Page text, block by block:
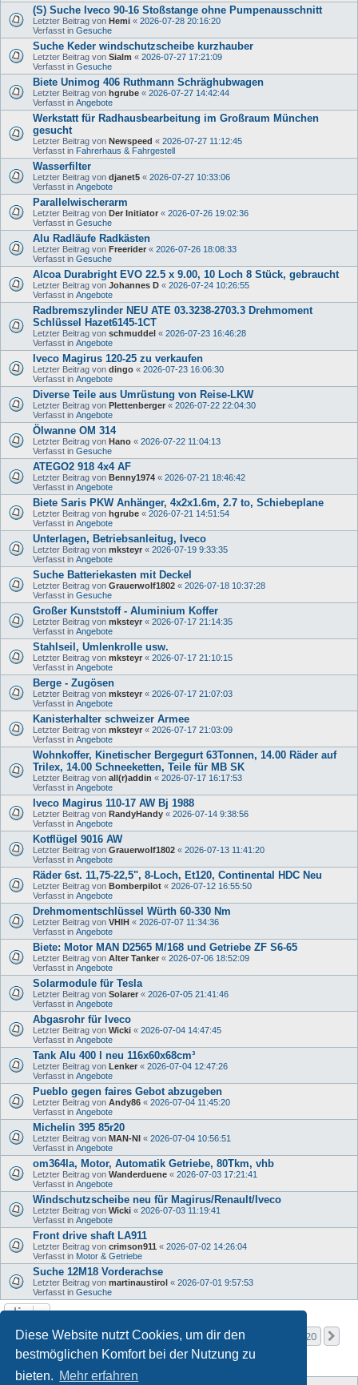
Diese Website nutzt Cookies, um dir den
bestmöglichen Komfort bei der Nutzung zu
bieten. Mehr erfahren
(S) Suche Iveco 90-16 Stoßstange ohne Pumpenausschnitt
Letzter Beitrag von Hemi « 2026-07-28 20:16:20
Verfasst in Gesuche
Suche Keder windschutzscheibe kurzhauber
Letzter Beitrag von Sialm « 2026-07-27 17:21:09
Verfasst in Gesuche
Biete Unimog 406 Ruthmann Schräghubwagen
Letzter Beitrag von hgrube « 2026-07-27 14:42:44
Verfasst in Angebote
Werkstatt für Radhausbearbeitung im Großraum München
gesucht
Letzter Beitrag von Newspeed « 2026-07-27 11:12:45
Verfasst in Fahrerhaus & Fahrgestell
Wasserfilter
Letzter Beitrag von djanet5 « 2026-07-27 10:33:06
Verfasst in Angebote
Parallelwischerarm
Letzter Beitrag von Der Initiator « 2026-07-26 19:02:36
Verfasst in Gesuche
Alu Radläufe Radkästen
Letzter Beitrag von Freerider « 2026-07-26 18:08:33
Verfasst in Gesuche
Alcoa Durabright EVO 22.5 x 9.00, 10 Loch 8 Stück, gebraucht
Letzter Beitrag von Johannes D « 2026-07-24 10:26:55
Verfasst in Angebote
Radbremszylinder NEU ATE 03.3238-2703.3 Drehmoment
Schlüssel Hazet6145-1CT
Letzter Beitrag von schmuddel « 2026-07-23 16:46:28
Verfasst in Angebote
Iveco Magirus 120-25 zu verkaufen
Letzter Beitrag von dingo « 2026-07-23 16:06:30
Verfasst in Angebote
Diverse Teile aus Umrüstung von Reise-LKW
Letzter Beitrag von Plettenberger « 2026-07-22 22:04:30
Verfasst in Angebote
Ölwanne OM 314
Letzter Beitrag von Hano « 2026-07-22 11:04:13
Verfasst in Gesuche
ATEGO2 918 4x4 AF
Letzter Beitrag von Benny1974 « 2026-07-21 18:46:42
Verfasst in Angebote
Biete Saris PKW Anhänger, 4x2x1.6m, 2.7 to, Schiebeplane
Letzter Beitrag von hgrube « 2026-07-21 14:51:54
Verfasst in Angebote
Unterlagen, Betriebsanleitug, Iveco
Letzter Beitrag von mksteyr « 2026-07-19 9:33:35
Verfasst in Angebote
Suche Batteriekasten mit Deckel
Letzter Beitrag von Grauerwolf1802 « 2026-07-18 10:37:28
Verfasst in Gesuche
Großer Kunststoff - Aluminium Koffer
Letzter Beitrag von mksteyr « 2026-07-17 21:14:35
Verfasst in Angebote
Stahlseil, Umlenkrolle usw.
Letzter Beitrag von mksteyr « 2026-07-17 21:10:15
Verfasst in Angebote
Berge - Zugösen
Letzter Beitrag von mksteyr « 2026-07-17 21:07:03
Verfasst in Angebote
Kanisterhalter schweizer Armee
Letzter Beitrag von mksteyr « 2026-07-17 21:03:09
Verfasst in Angebote
Wohnkoffer, Kinetischer Bergegurt 63Tonnen, 14.00 Räder auf
Trilex, 14.00 Schneeketten, Teile für MB SK
Letzter Beitrag von all(r)addin « 2026-07-17 16:17:53
Verfasst in Angebote
Iveco Magirus 110-17 AW Bj 1988
Letzter Beitrag von RandyHandy « 2026-07-14 9:38:56
Verfasst in Angebote
Kotflügel 9016 AW
Letzter Beitrag von Grauerwolf1802 « 2026-07-13 11:41:20
Verfasst in Angebote
Räder 6st. 11,75-22,5", 8-Loch, Et120, Continental HDC Neu
Letzter Beitrag von Bomberpilot « 2026-07-12 16:55:50
Verfasst in Angebote
Drehmomentschlüssel Würth 60-330 Nm
Letzter Beitrag von VHIH « 2026-07-07 11:34:36
Verfasst in Angebote
Biete: Motor MAN D2565 M/168 und Getriebe ZF S6-65
Letzter Beitrag von Alter Tanker « 2026-07-06 18:52:09
Verfasst in Angebote
Solarmodule für Tesla
Letzter Beitrag von Solarer « 2026-07-05 21:41:46
Verfasst in Angebote
Abgasrohr für Iveco
Letzter Beitrag von Wicki « 2026-07-04 14:47:45
Verfasst in Angebote
Tank Alu 400 l neu 116x60x68cm³
Letzter Beitrag von Lenker « 2026-07-04 12:47:26
Verfasst in Angebote
Pueblo gegen faires Gebot abzugeben
Letzter Beitrag von Andy86 « 2026-07-04 11:45:20
Verfasst in Angebote
Michelin 395 85r20
Letzter Beitrag von MAN-NI « 2026-07-04 10:56:51
Verfasst in Angebote
om364la, Motor, Automatik Getriebe, 80Tkm, vhb
Letzter Beitrag von Wanderduene « 2026-07-03 17:21:41
Verfasst in Angebote
Windschutzscheibe neu für Magirus/Renault/Iveco
Letzter Beitrag von Wicki « 2026-07-03 11:19:41
Verfasst in Angebote
Front drive shaft LA911
Letzter Beitrag von crimson911 « 2026-07-02 14:26:04
Verfasst in Motor & Getriebe
Suche 12M18 Vorderachse
Letzter Beitrag von martinaustirol « 2026-07-01 9:57:53
Verfasst in Gesuche
Die Suche ergab mehr als 1000 Treffer Seite1von
1 2 3 20